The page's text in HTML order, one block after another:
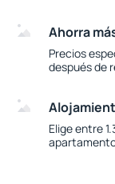
Ahorra
Precios
después de
Elige entre